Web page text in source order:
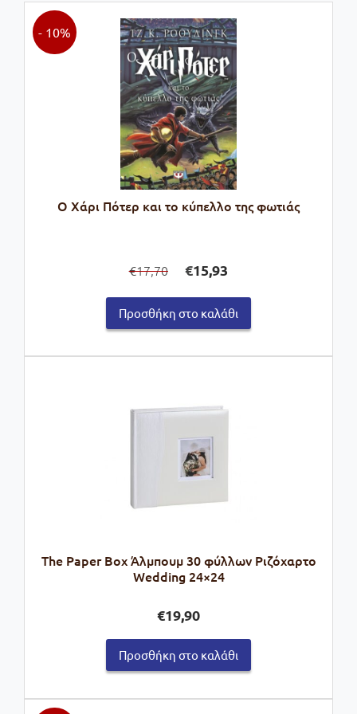
Ο Χάρι Πότερ και το κύπελλο της φωτιάς
- 10%
€17,70
price
was:
€17,70.
€15,93
τιμή
είναι:
€15,93.
Προσθήκη στο καλάθι
The Paper Box Άλμπουμ 30 φύλλων Ριζόχαρτο
Wedding 24×24
€19,90
Προσθήκη στο καλάθι